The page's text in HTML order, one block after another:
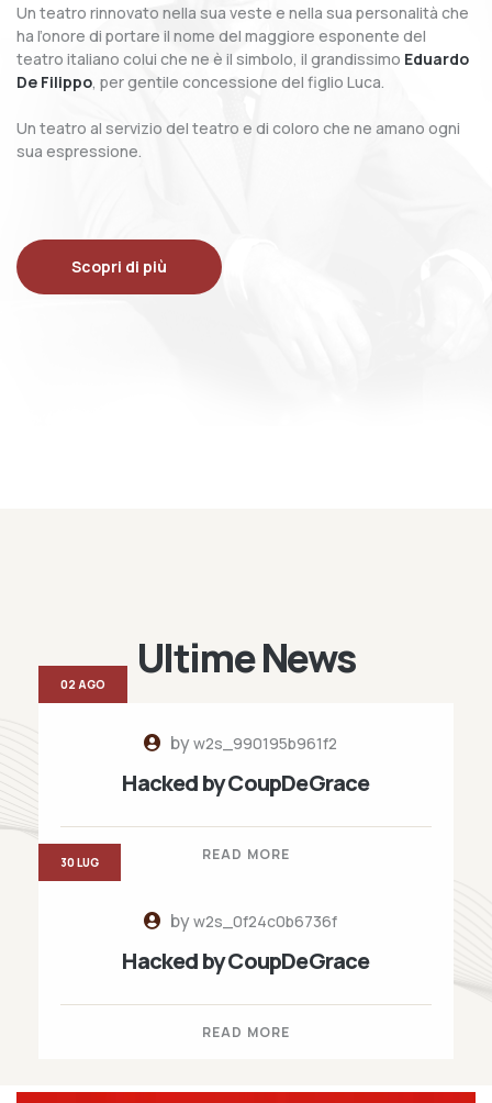
Un teatro rinnovato nella sua veste e nella sua personalità che
ha l’onore di portare il nome del maggiore esponente del
teatro italiano colui che ne è il simbolo, il grandissimo Eduardo
De Filippo, per gentile concessione del figlio Luca.
Un teatro al servizio del teatro e di coloro che ne amano ogni
sua espressione.
Scopri di più
Ultime News
byw2s_990195b961f2
Hacked by CoupDeGrace
READ MORE
02 AGO
byw2s_0f24c0b6736f
Hacked by CoupDeGrace
READ MORE
30 LUG